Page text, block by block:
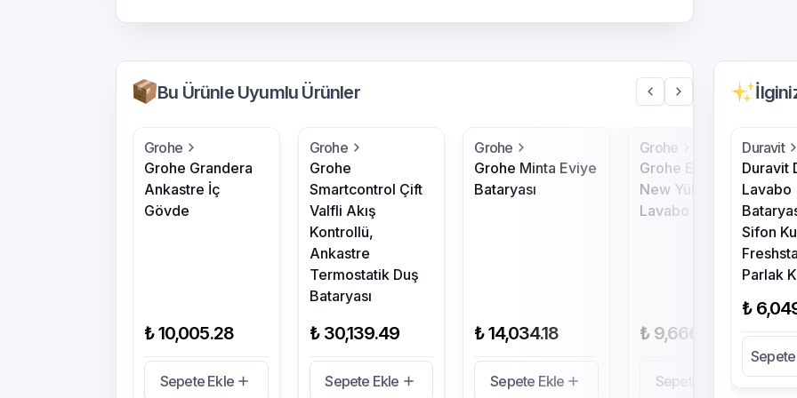
Bu Ürünle Uyumlu Ürünler
Grohe
Grohe Grandera
Ankastre İç
Gövde
₺ 10,005.28
Sepete Ekle
Grohe
Grohe
Smartcontrol Çift
Valfli Akış
Kontrollü,
Ankastre
Termostatik Duş
Bataryası
₺ 30,139.49
Sepete Ekle
Grohe
Grohe Minta Eviye
Bataryası
₺ 14,034.18
Sepete Ekle
Grohe
Grohe Essence
New Yüksek
Lavabo Bataryası
₺ 9,666.39
Sepete Ekle
Duravit
Duravit
Lavabo
Sifon
Parlak
₺